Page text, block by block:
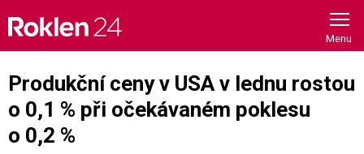
content
Produkční ceny v USA v lednu rostou
o 0,1 % při očekávaném poklesu
o 0,2 %